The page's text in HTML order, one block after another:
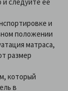
и
положении
матраса,
размер
который
в